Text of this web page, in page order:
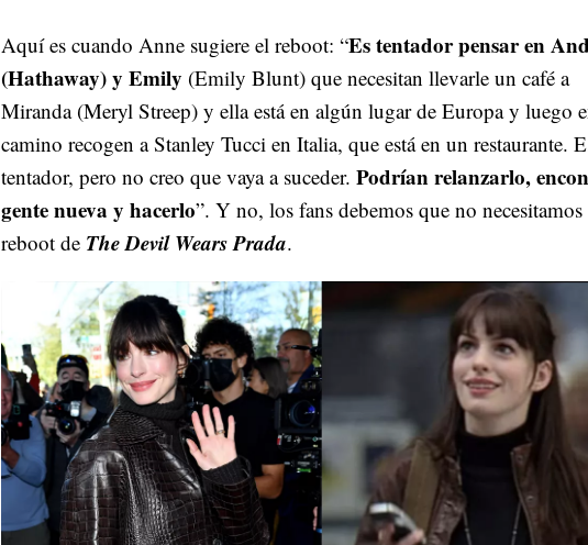
Aquí es cuando Anne sugiere el reboot: “Es tentador pensar en
(Hathaway) y Emily (Emily Blunt) que necesitan llevarle un café a
Miranda (Meryl Streep) y ella está en algún lugar de Europa y luego
camino recogen a Stanley Tucci en Italia, que está en un restaurante.
tentador, pero no creo que vaya a suceder. Podrían relanzarlo,
gente nueva y hacerlo”. Y no, los fans debemos que no
reboot de The Devil Wears Prada.